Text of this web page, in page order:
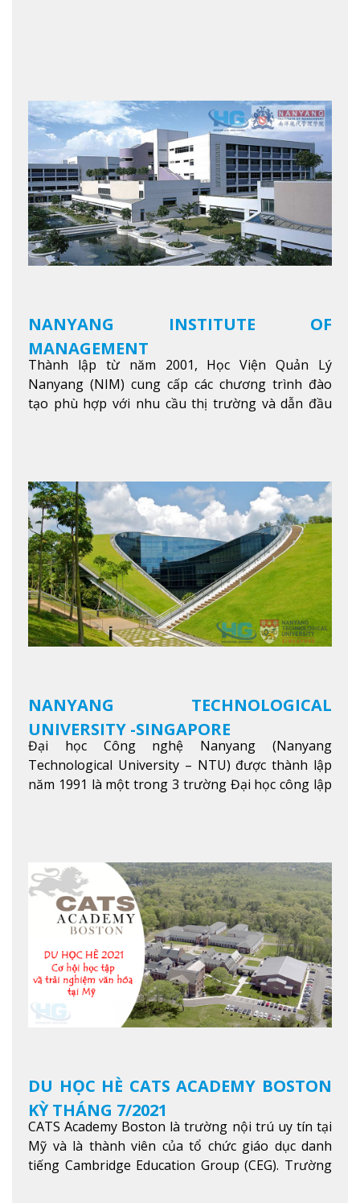
NANYANG INSTITUTE OF
MANAGEMENT
Thành lập từ năm 2001, Học Viện Quản Lý
Nanyang (NIM) cung cấp các chương trình đào
tạo phù hợp với nhu cầu thị trường và dẫn đầu
học tập và nghiên cứu chất lượng nhằm nâng cao
kỹ năng, kiến thức và năng lực của sinh viên và các
đối tác của trườngXem thêm
NANYANG TECHNOLOGICAL
UNIVERSITY -SINGAPORE
Đại học Công nghệ Nanyang (Nanyang
Technological University – NTU) được thành lập
năm 1991 là một trong 3 trường Đại học công lập
Khoa học máy tính…Trường cũng được bình chọn
là một trong những ngôi trường đáng học nhất
trong khu vực các nước ASEAN và Châu Á.Xem
thêm
DU HỌC HÈ CATS ACADEMY BOSTON
KỲ THÁNG 7/2021
CATS Academy Boston là trường nội trú uy tín tại
Mỹ và là thành viên của tổ chức giáo dục danh
tiếng Cambridge Education Group (CEG). Trường